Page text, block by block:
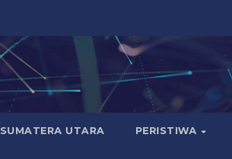
SUMATERA UTARA PERISTIWA